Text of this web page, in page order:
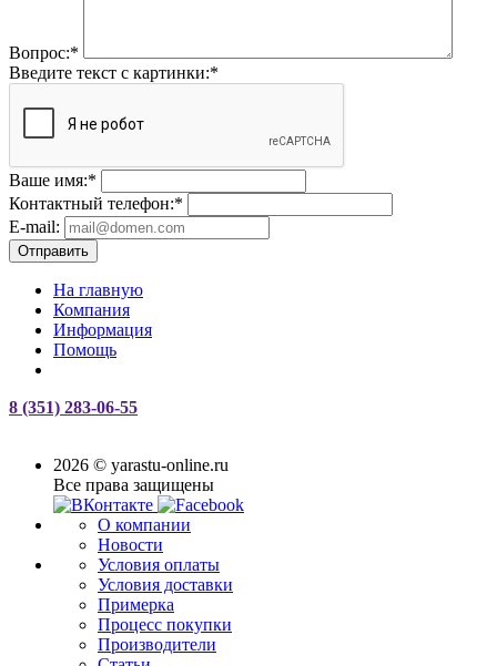
Вопрос:*
Введите текст с картинки:*
Ваше имя:*
Контактный телефон:*
E-mail:
Отправить
На главную
Компания
Информация
Помощь
8 (351) 283-06-55
2026 © yarastu-online.ru
Все права защищены
О компании
Новости
Условия оплаты
Условия доставки
Примерка
Процесс покупки
Производители